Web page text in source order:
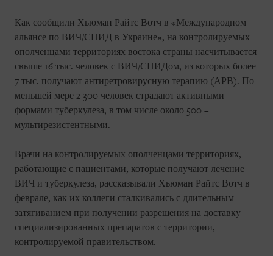
Как сообщили Хьюман Райтс Вотч в «Международном
альянсе по ВИЧ/СПИД в Украине», на контролируемых
ополченцами территориях востока страны насчитывается
свыше 16 тыс. человек с ВИЧ/СПИДом, из которых более
7 тыс. получают антиретровирусную терапию (АРВ). По
меньшей мере 2 300 человек страдают активными
формами туберкулеза, в том числе около 500 –
мультирезистентными.
Врачи на контролируемых ополченцами территориях,
работающие с пациентами, которые получают лечение
ВИЧ и туберкулеза, рассказывали Хьюман Райтс Вотч в
феврале, как их коллеги сталкивались с длительным
затягиванием при получении разрешения на доставку
специализированных препаратов с территории,
контролируемой правительством.